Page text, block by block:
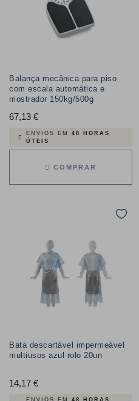
Balança mecânica para piso
com escala automática e
mostrador 150kg/500g
67,13 €Preço
ENVIOS EM 48 HORAS
ÚTEIS
COMPRAR
Bata descartável impermeável
multiusos azul rolo 20un
14,17 €Preço